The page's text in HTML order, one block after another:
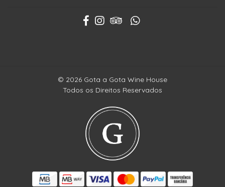
© 2026 Gota a Gota Wine House
Todos os Direitos Reservados